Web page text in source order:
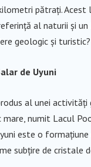
pătrați.
al naturii și
geologic și
de Uyuni
al unei
numit Lacul
este o
subțire de cristale